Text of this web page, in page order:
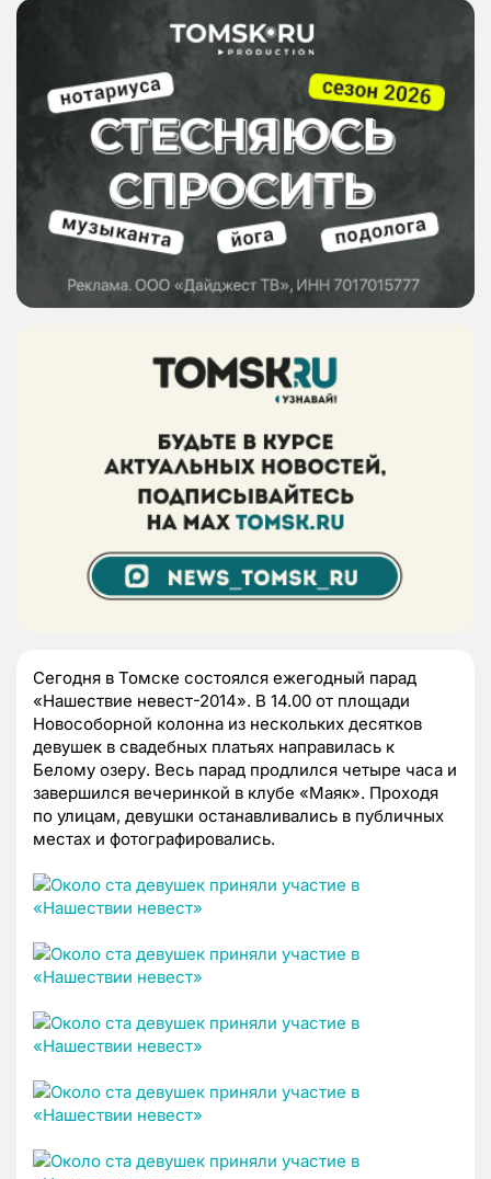
Сегодня в Томске состоялся ежегодный парад
«Нашествие невест-2014». В 14.00 от площади
Новособорной колонна из нескольких десятков
девушек в свадебных платьях направилась к
Белому озеру. Весь парад продлился четыре часа и
завершился вечеринкой в клубе «Маяк». Проходя
по улицам, девушки останавливались в публичных
местах и фотографировались.